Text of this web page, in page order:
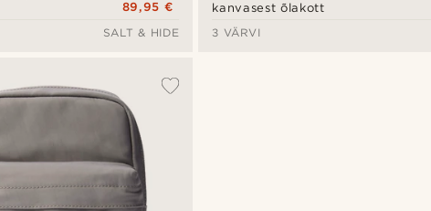
89,95 €
SALT & HIDE
kanvasest õlakott
3 VÄRVI